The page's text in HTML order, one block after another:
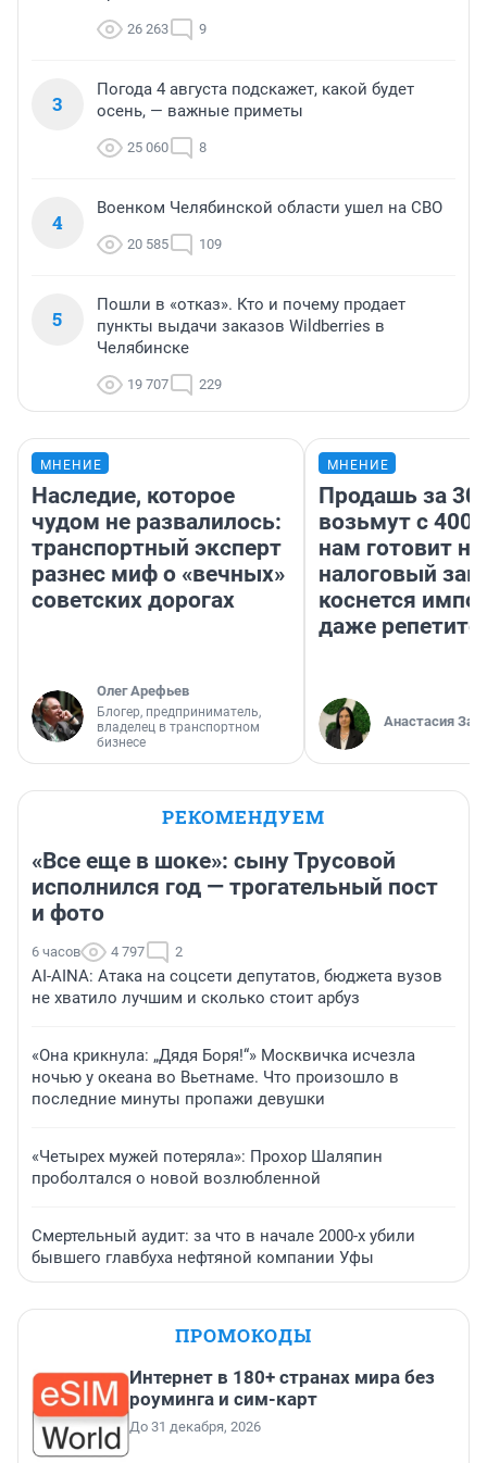
26 263 9
3
Погода 4 августа подскажет, какой будет
осень, — важные приметы
25 060 8
4
Военком Челябинской области ушел на СВО
20 585 109
5
Пошли в «отказ». Кто и почему продает
пункты выдачи заказов Wildberries в
Челябинске
19 707 229
МНЕНИЕ
Наследие, которое
чудом не развалилось:
транспортный эксперт
разнес миф о «вечных»
советских дорогах
Олег Арефьев
Блогер, предприниматель,
владелец в транспортном
бизнесе
МНЕНИЕ
Продашь за
возьмут с
нам готовит
налоговый
коснется
даже
Анастасия
РЕКОМЕНДУЕМ
«Все еще в шоке»: сыну Трусовой
исполнился год — трогательный пост
и фото
6 часов 4 797 2
AI-AINA: Атака на соцсети депутатов, бюджета вузов
не хватило лучшим и сколько стоит арбуз
«Она крикнула: „Дядя Боря!“» Москвичка исчезла
ночью у океана во Вьетнаме. Что произошло в
последние минуты пропажи девушки
«Четырех мужей потеряла»: Прохор Шаляпин
проболтался о новой возлюбленной
Смертельный аудит: за что в начале 2000-х убили
бывшего главбуха нефтяной компании Уфы
ПРОМОКОДЫ
Интернет в 180+ странах мира без
роуминга и сим-карт
До 31 декабря, 2026